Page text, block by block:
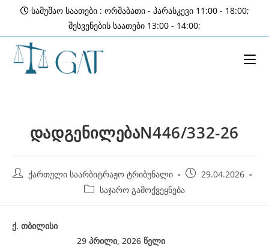
content
სამუშაო საათები : ორშაბათი - პარასკევი 11:00 - 18:00;
შესვენების საათები 13:00 - 14:00;
დადგენილებაN446/332-26
Post ქართული საარბიტრაჟო ტრიბუნალი
Post 29.04.2026
Post საჯარო გამოქვეყნება
ქ. თბილისი
29 პრილი, 2026 წელი